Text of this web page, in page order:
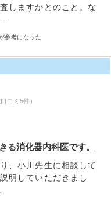
しますかとのこと。な
参考になった
コミ5件）
る消化器内科医です。
、小川先生に相談して
明していただきまし